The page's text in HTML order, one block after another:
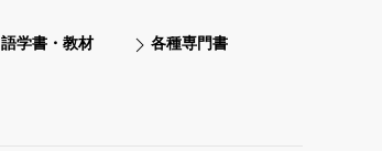
語学書・教材
各種専門書